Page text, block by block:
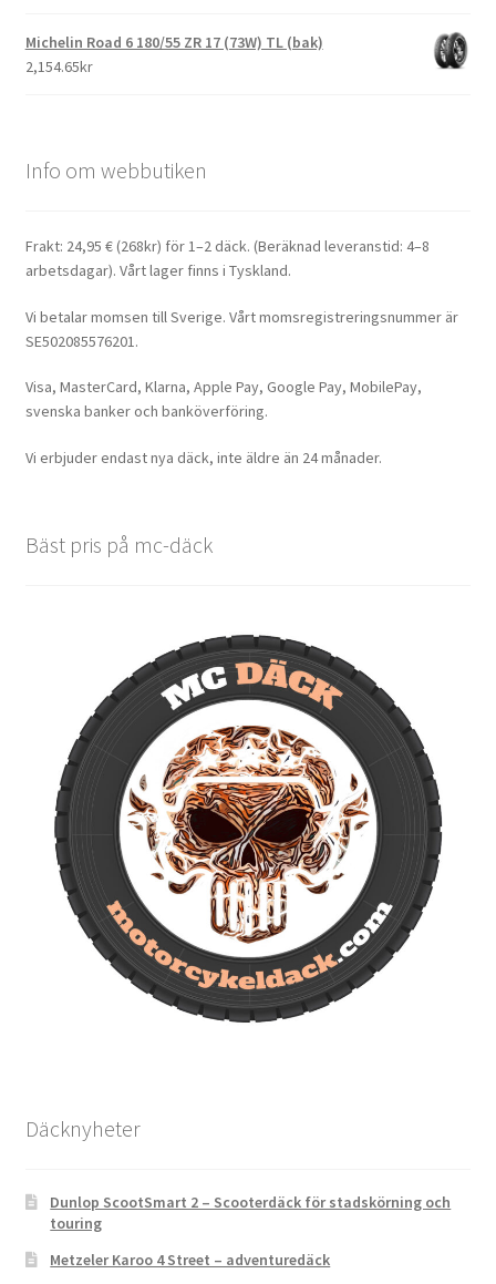
Michelin Road 6 180/55 ZR 17 (73W) TL (bak)
2,154.65kr
Info om webbutiken
Frakt: 24,95 € (268kr) för 1–2 däck. (Beräknad leveranstid: 4–8
arbetsdagar). Vårt lager finns i Tyskland.
Vi betalar momsen till Sverige. Vårt momsregistreringsnummer är
SE502085576201.
Visa, MasterCard, Klarna, Apple Pay, Google Pay, MobilePay,
svenska banker och banköverföring.
Vi erbjuder endast nya däck, inte äldre än 24 månader.
Bäst pris på mc-däck
Däcknyheter
Dunlop ScootSmart 2 – Scooterdäck för stadskörning och
touring
Metzeler Karoo 4 Street – adventuredäck